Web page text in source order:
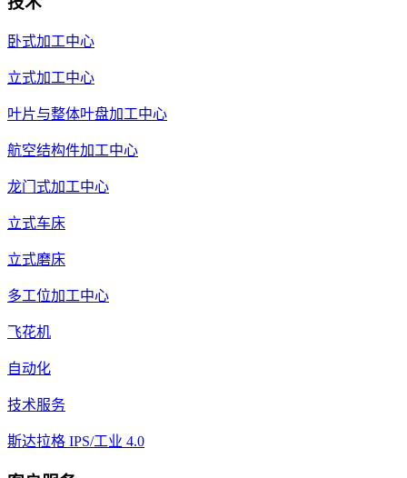
卧式加工中心
立式加工中心
叶片与整体叶盘加工中心
航空结构件加工中心
龙门式加工中心
立式车床
立式磨床
多工位加工中心
飞花机
自动化
技术服务
斯达拉格 IPS/工业 4.0